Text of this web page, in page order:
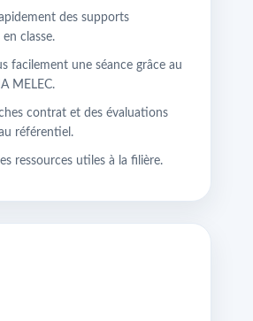
des supports
classe.
facilement une séance grâce au
MELEC.
contrat et des évaluations
référentiel.
ressources utiles à la filière.